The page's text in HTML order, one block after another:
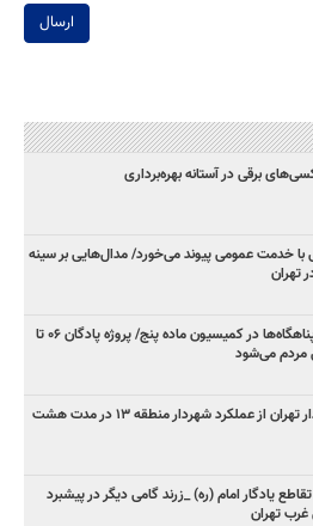
ارسال
با خدمت عمومی پیوند می‌خورد/ مدال‌هایی بر سینه
تهران
تصویب پارکینگ- پناهگاه‌ها در کمیسیون ماده پنج/ پروژه پادگان ۰۶ تا
مردم می‌شود
تقدیر معاون شهردار تهران از عملکرد شهردار منطقه ۱۳ در مدت هشت
یادگار امام (ره) _زرند گامی دیگر در پیشبرد
غرب تهران